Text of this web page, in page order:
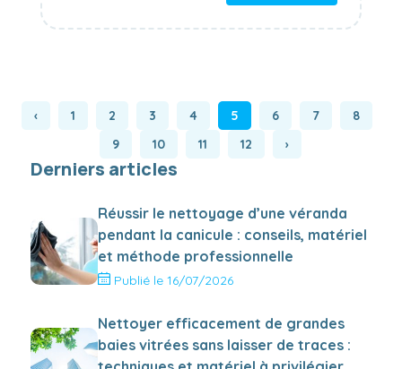
nettoyage ou que vous entreteniez vos
propres locaux, choisir le bon
d'entretien de qualité professionne
‹ 1 2 3 4 5 6 7
8
9
10 11 12 ›
Derniers articles
Réussir le nettoyage d’une véranda
pendant la canicule : conseils, matériel
et méthode professionnelle
Publié le 16/07/2026
Nettoyer efficacement de grandes
baies vitrées sans laisser de traces :